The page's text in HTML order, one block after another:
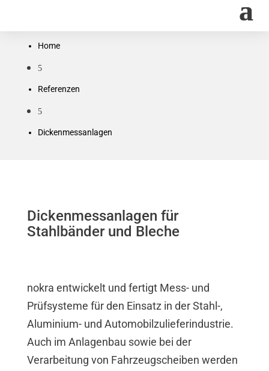
Home
5
Referenzen
5
Dickenmessanlagen
Dickenmessanlagen für
Stahlbänder und Bleche
nokra entwickelt und fertigt Mess- und
Prüfsysteme für den Einsatz in der Stahl-,
Aluminium- und Automobilzulieferindustrie.
Auch im Anlagenbau sowie bei der
Verarbeitung von Fahrzeugscheiben werden